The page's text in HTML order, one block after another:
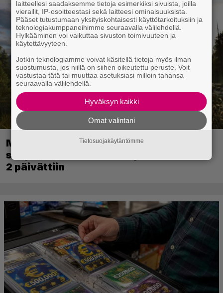
Metsästyssimulaattorin jatko-osa
saapuu ensi kuussa – Way of the Hunter
2 päivättiin
laitteellesi saadaksemme tietoja esimerkiksi sivuista, joilla
vierailit, IP-osoitteestasi sekä laitteesi ominaisuuksista.
Pääset tutustumaan yksityiskohtaisesti käyttötarkoituksiin ja
teknologiakumppaneihimme seuraavalla välilehdellä.
Hylkääminen voi vaikuttaa sivuston toimivuuteen ja
käytettävyyteen.
Jotkin teknologiamme voivat käsitellä tietoja myös ilman
suostumusta, jos niillä on siihen oikeutettu peruste. Voit
vastustaa tätä tai muuttaa asetuksiasi milloin tahansa
seuraavalla välilehdellä.
Hyväksyn kaikki
Omat valintani
Tietosuojakäytäntömme